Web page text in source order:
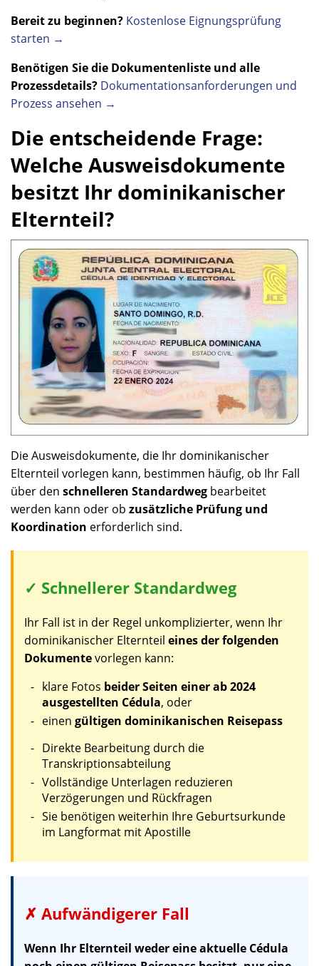
Bereit zu beginnen? Kostenlose Eignungsprüfung
starten →
Benötigen Sie die Dokumentenliste und alle
Prozessdetails? Dokumentationsanforderungen und
Prozess ansehen →
Die entscheidende Frage:
Welche Ausweisdokumente
besitzt Ihr dominikanischer
Elternteil?
Die Ausweisdokumente, die Ihr dominikanischer
Elternteil vorlegen kann, bestimmen häufig, ob Ihr Fall
über den schnelleren Standardweg bearbeitet
werden kann oder ob zusätzliche Prüfung und
Koordination erforderlich sind.
✓ Schnellerer Standardweg
Ihr Fall ist in der Regel unkomplizierter, wenn Ihr
dominikanischer Elternteil eines der folgenden
Dokumentevorlegen kann:
klare Fotos beider Seiten einer ab 2024
ausgestellten Cédula, oder
einen gültigen dominikanischen Reisepass
Direkte Bearbeitung durch die
Transkriptionsabteilung
Vollständige Unterlagen reduzieren
Verzögerungen und Rückfragen
Sie benötigen weiterhin Ihre Geburtsurkunde
im Langformat mit Apostille
✗ Aufwändigerer Fall
Wenn Ihr Elternteil weder eine aktuelle Cédula